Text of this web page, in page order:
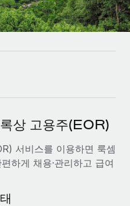
를 간소화
리에 전문가 지원 제공
통합
색
상 고용주(EOR)
서비스를 이용하면 룩셈
하게 채용·관리하고 급여